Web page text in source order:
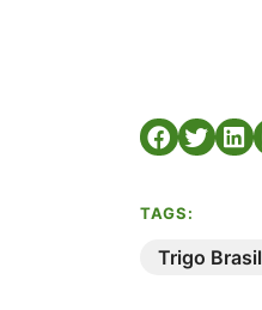
TAGS:
Trigo Brasil